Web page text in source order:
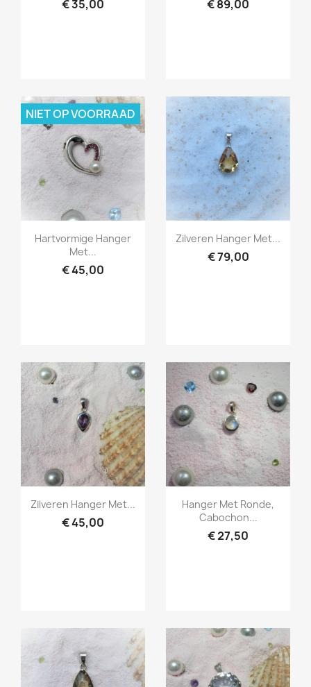
€ 35,00 € 89,00
Snel bekijken
Hartvormige Hanger
Met...
€ 45,00
NIET OP VOORRAAD
Snel bekijken
Zilveren Hanger Met...
€ 79,00
Snel bekijken
Zilveren Hanger Met...
€ 45,00
Snel bekijken
Hanger Met Ronde,
Cabochon...
€ 27,50